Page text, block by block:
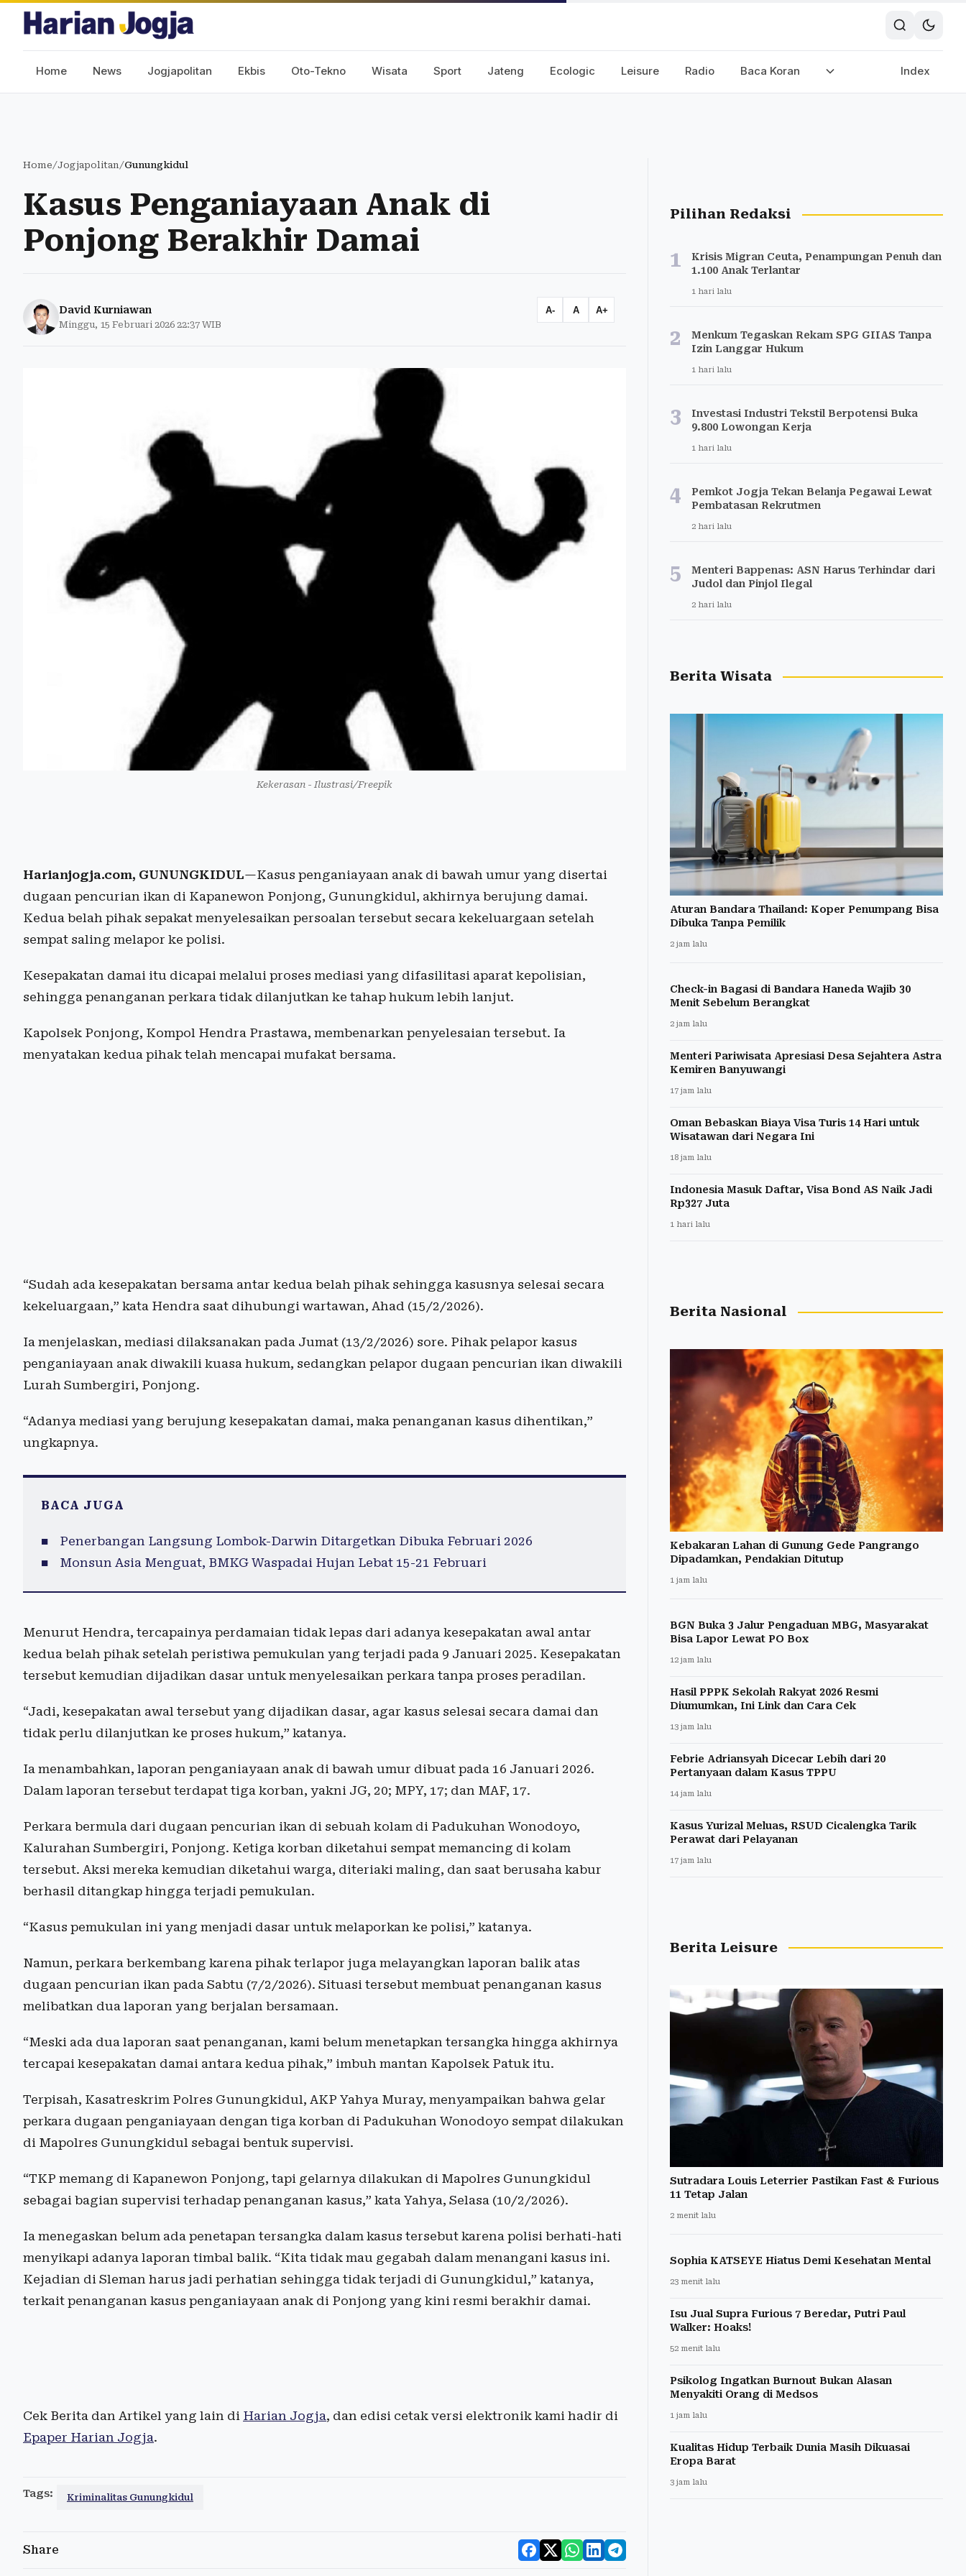
Home News Jogjapolitan Ekbis Oto-Tekno Wisata Sport Jateng Ecologic Leisure Radio Baca Koran Index
Home/Jogjapolitan/Gunungkidul
Kasus Penganiayaan Anak di
Ponjong Berakhir Damai
David Kurniawan
Minggu, 15 Februari 2026 22:37 WIB
A- A A+
Kekerasan - Ilustrasi/Freepik
Harianjogja.com, GUNUNGKIDUL—Kasus penganiayaan anak di bawah umur yang disertai
dugaan pencurian ikan di Kapanewon Ponjong, Gunungkidul, akhirnya berujung damai.
Kedua belah pihak sepakat menyelesaikan persoalan tersebut secara kekeluargaan setelah
sempat saling melapor ke polisi.
Kesepakatan damai itu dicapai melalui proses mediasi yang difasilitasi aparat kepolisian,
sehingga penanganan perkara tidak dilanjutkan ke tahap hukum lebih lanjut.
Kapolsek Ponjong, Kompol Hendra Prastawa, membenarkan penyelesaian tersebut. Ia
menyatakan kedua pihak telah mencapai mufakat bersama.
“Sudah ada kesepakatan bersama antar kedua belah pihak sehingga kasusnya selesai secara
kekeluargaan,” kata Hendra saat dihubungi wartawan, Ahad (15/2/2026).
Ia menjelaskan, mediasi dilaksanakan pada Jumat (13/2/2026) sore. Pihak pelapor kasus
penganiayaan anak diwakili kuasa hukum, sedangkan pelapor dugaan pencurian ikan diwakili
Lurah Sumbergiri, Ponjong.
“Adanya mediasi yang berujung kesepakatan damai, maka penanganan kasus dihentikan,”
ungkapnya.
BACA JUGA
Penerbangan Langsung Lombok-Darwin Ditargetkan Dibuka Februari 2026
Monsun Asia Menguat, BMKG Waspadai Hujan Lebat 15-21 Februari
Menurut Hendra, tercapainya perdamaian tidak lepas dari adanya kesepakatan awal antar
kedua belah pihak setelah peristiwa pemukulan yang terjadi pada 9 Januari 2025. Kesepakatan
tersebut kemudian dijadikan dasar untuk menyelesaikan perkara tanpa proses peradilan.
“Jadi, kesepakatan awal tersebut yang dijadikan dasar, agar kasus selesai secara damai dan
tidak perlu dilanjutkan ke proses hukum,” katanya.
Ia menambahkan, laporan penganiayaan anak di bawah umur dibuat pada 16 Januari 2026.
Dalam laporan tersebut terdapat tiga korban, yakni JG, 20; MPY, 17; dan MAF, 17.
Perkara bermula dari dugaan pencurian ikan di sebuah kolam di Padukuhan Wonodoyo,
Kalurahan Sumbergiri, Ponjong. Ketiga korban diketahui sempat memancing di kolam
tersebut. Aksi mereka kemudian diketahui warga, diteriaki maling, dan saat berusaha kabur
berhasil ditangkap hingga terjadi pemukulan.
“Kasus pemukulan ini yang menjadi dasar untuk melaporkan ke polisi,” katanya.
Namun, perkara berkembang karena pihak terlapor juga melayangkan laporan balik atas
dugaan pencurian ikan pada Sabtu (7/2/2026). Situasi tersebut membuat penanganan kasus
melibatkan dua laporan yang berjalan bersamaan.
“Meski ada dua laporan saat penanganan, kami belum menetapkan tersangka hingga akhirnya
tercapai kesepakatan damai antara kedua pihak,” imbuh mantan Kapolsek Patuk itu.
Terpisah, Kasatreskrim Polres Gunungkidul, AKP Yahya Muray, menyampaikan bahwa gelar
perkara dugaan penganiayaan dengan tiga korban di Padukuhan Wonodoyo sempat dilakukan
di Mapolres Gunungkidul sebagai bentuk supervisi.
“TKP memang di Kapanewon Ponjong, tapi gelarnya dilakukan di Mapolres Gunungkidul
sebagai bagian supervisi terhadap penanganan kasus,” kata Yahya, Selasa (10/2/2026).
Ia menegaskan belum ada penetapan tersangka dalam kasus tersebut karena polisi berhati-hati
menyikapi adanya laporan timbal balik. “Kita tidak mau gegabah dalam menangani kasus ini.
Kejadian di Sleman harus jadi perhatian sehingga tidak terjadi di Gunungkidul,” katanya,
terkait penanganan kasus penganiayaan anak di Ponjong yang kini resmi berakhir damai.
Cek Berita dan Artikel yang lain di Harian Jogja, dan edisi cetak versi elektronik kami hadir di
Epaper Harian Jogja.
Tags: Kriminalitas Gunungkidul
Share
Pilihan Redaksi
1
Krisis Migran Ceuta, Penampungan Penuh dan
1.100 Anak Terlantar
1 hari lalu
2
Menkum Tegaskan Rekam SPG GIIAS Tanpa
Izin Langgar Hukum
1 hari lalu
3
Investasi Industri Tekstil Berpotensi Buka
9.800 Lowongan Kerja
1 hari lalu
4
Pemkot Jogja Tekan Belanja Pegawai Lewat
Pembatasan Rekrutmen
2 hari lalu
5
Menteri Bappenas: ASN Harus Terhindar dari
Judol dan Pinjol Ilegal
2 hari lalu
Berita Wisata
Aturan Bandara Thailand: Koper Penumpang Bisa
Dibuka Tanpa Pemilik
2 jam lalu
Check-in Bagasi di Bandara Haneda Wajib 30
Menit Sebelum Berangkat
2 jam lalu
Menteri Pariwisata Apresiasi Desa Sejahtera Astra
Kemiren Banyuwangi
17 jam lalu
Oman Bebaskan Biaya Visa Turis 14 Hari untuk
Wisatawan dari Negara Ini
18 jam lalu
Indonesia Masuk Daftar, Visa Bond AS Naik Jadi
Rp327 Juta
1 hari lalu
Berita Nasional
Kebakaran Lahan di Gunung Gede Pangrango
Dipadamkan, Pendakian Ditutup
1 jam lalu
BGN Buka 3 Jalur Pengaduan MBG, Masyarakat
Bisa Lapor Lewat PO Box
12 jam lalu
Hasil PPPK Sekolah Rakyat 2026 Resmi
Diumumkan, Ini Link dan Cara Cek
13 jam lalu
Febrie Adriansyah Dicecar Lebih dari 20
Pertanyaan dalam Kasus TPPU
14 jam lalu
Kasus Yurizal Meluas, RSUD Cicalengka Tarik
Perawat dari Pelayanan
17 jam lalu
Berita Leisure
Sutradara Louis Leterrier Pastikan Fast & Furious
11 Tetap Jalan
2 menit lalu
Sophia KATSEYE Hiatus Demi Kesehatan Mental
23 menit lalu
Isu Jual Supra Furious 7 Beredar, Putri Paul
Walker: Hoaks!
52 menit lalu
Psikolog Ingatkan Burnout Bukan Alasan
Menyakiti Orang di Medsos
1 jam lalu
Kualitas Hidup Terbaik Dunia Masih Dikuasai
Eropa Barat
3 jam lalu